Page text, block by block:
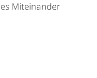
Miteinander